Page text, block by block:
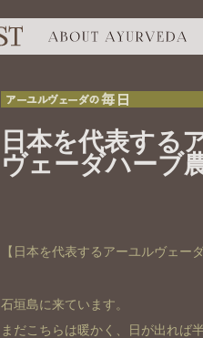
日本を代表する
ヴェーダハーブ
【日本を代表するアーユルヴェー
石垣島に来ています。
まだこちらは暖かく、日が出れば